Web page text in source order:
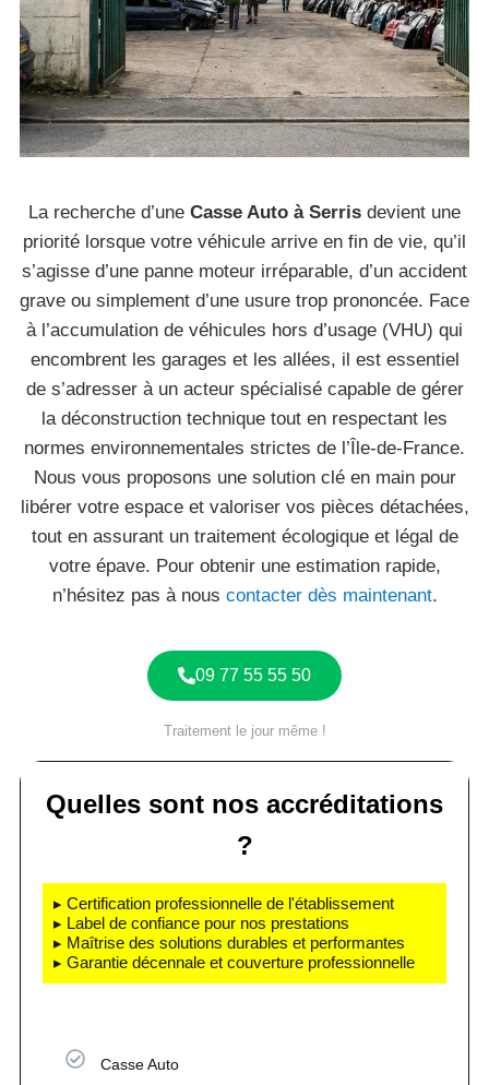
La recherche d’une Casse Auto à Serris devient une
priorité lorsque votre véhicule arrive en fin de vie, qu’il
s’agisse d’une panne moteur irréparable, d’un accident
grave ou simplement d’une usure trop prononcée. Face
à l’accumulation de véhicules hors d’usage (VHU) qui
encombrent les garages et les allées, il est essentiel
de s’adresser à un acteur spécialisé capable de gérer
la déconstruction technique tout en respectant les
normes environnementales strictes de l’Île-de-France.
Nous vous proposons une solution clé en main pour
libérer votre espace et valoriser vos pièces détachées,
tout en assurant un traitement écologique et légal de
votre épave. Pour obtenir une estimation rapide,
n’hésitez pas à nous contacter dès maintenant.
09 77 55 55 50
Traitement le jour même !
Quelles sont nos accréditations
?
▸ Certification professionnelle de l'établissement
▸ Label de confiance pour nos prestations
▸ Maîtrise des solutions durables et performantes
▸ Garantie décennale et couverture professionnelle
Casse Auto